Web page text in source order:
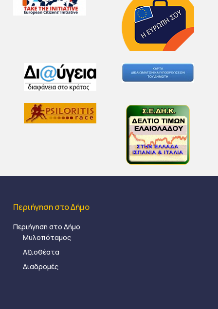
Περιήγηση στο Δήμο
Περιήγηση στο Δήμο
Μυλοπόταμος
Αξιοθέατα
Διαδρομές